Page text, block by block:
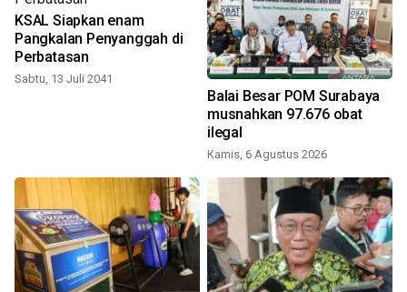
KSAL Siapkan enam
Pangkalan Penyanggah di
Perbatasan
Sabtu, 13 Juli 2041
Balai Besar POM Surabaya
musnahkan 97.676 obat
ilegal
Kamis, 6 Agustus 2026